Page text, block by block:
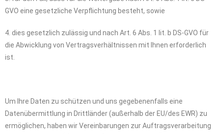
GVO eine gesetzliche Verpflichtung besteht, sowie
4. dies gesetzlich zulässig und nach Art. 6 Abs. 1 lit. b DS-GVO für
die Abwicklung von Vertragsverhältnissen mit Ihnen erforderlich
ist.
Um Ihre Daten zu schützen und uns gegebenenfalls eine
Datenübermittlung in Drittländer (außerhalb der EU/des EWR) zu
ermöglichen, haben wir Vereinbarungen zur Auftragsverarbeitung